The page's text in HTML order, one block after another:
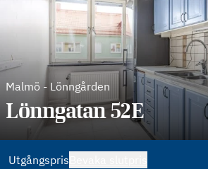
Malmö - Lönngården
Lönngatan 52E
Utgångspris